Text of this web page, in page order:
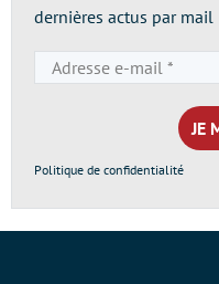
dernières actus par mail
Politique de confidentialité